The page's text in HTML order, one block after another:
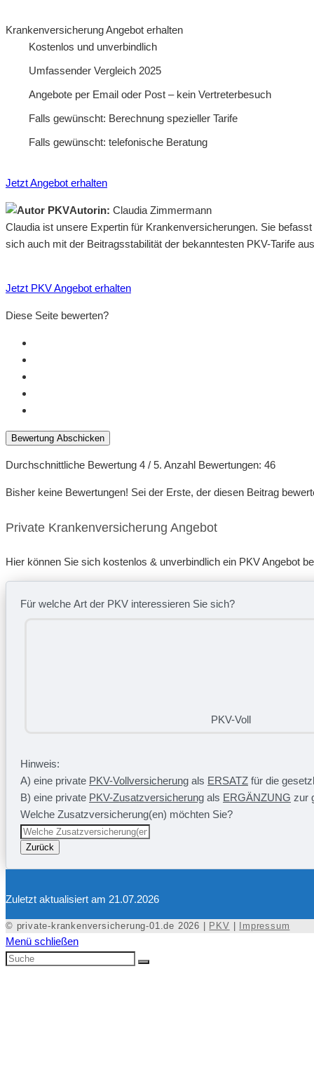
Krankenversicherung Angebot erhalten
Kostenlos und unverbindlich
Umfassender Vergleich 2025
Angebote per Email oder Post – kein Vertreterbesuch
Falls gewünscht: Berechnung spezieller Tarife
Falls gewünscht: telefonische Beratung
Jetzt Angebot erhalten
Autorin: Claudia Zimmermann
Claudia ist unsere Expertin für Krankenversicherungen. Sie
sich auch mit der Beitragsstabilität der bekanntesten PKV-Tarife
Jetzt PKV Angebot erhalten
Diese Seite bewerten?
Bewertung Abschicken
Durchschnittliche Bewertung 4 / 5. Anzahl Bewertungen: 46
Bisher keine Bewertungen! Sei der Erste, der diesen Beitrag
Private Krankenversicherung Angebot
Hier können Sie sich kostenlos & unverbindlich ein PKV Angebot
Für welche Art der PKV interessieren Sie sich?
PKV-Voll
Hinweis:
A) eine private PKV-Vollversicherung als ERSATZ für die
B) eine private PKV-Zusatzversicherung als ERGÄNZUNG zur
Welche Zusatzversicherung(en) möchten Sie?
Zurück
Zuletzt aktualisiert am 21.07.2026
© private-krankenversicherung-01.de 2026 | PKV | Impressum
Menü schließen